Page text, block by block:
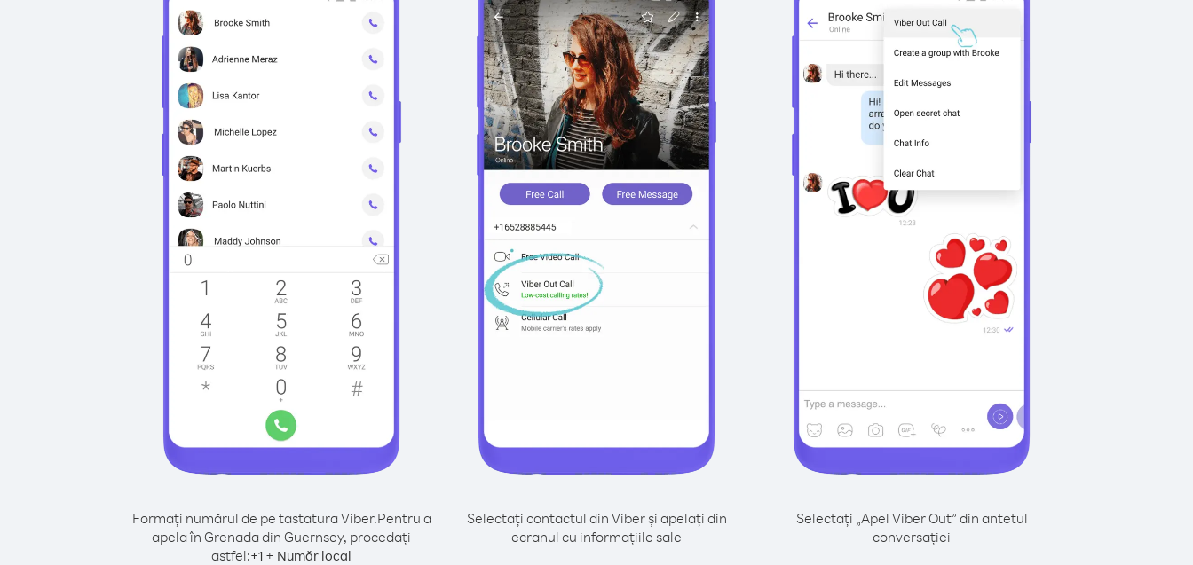
Formați numărul de pe tastatura Viber.Pentru a
apela în Grenada din Guernsey, procedați
astfel:+1 + Număr local
Selectați contactul din Viber și apelați din
ecranul cu informațiile sale
Selectați „Apel Viber Out” din antetul
conversației